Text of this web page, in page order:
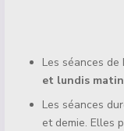
Les séances
et lundis matin
Les séances
et demie. Elles